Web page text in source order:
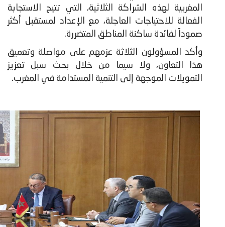
المغربية لهذه الشراكة الثلاثية، التي تتيح الاستجابة
الفعالة للاحتياجات العاجلة، مع الإعداد لمستقبل أكثر
صموداً لفائدة ساكنة المناطق المتضررة.
وأكد المسؤولون الثلاثة عزمهم على مواصلة وتعميق
هذا التعاون، ولا سيما من خلال بحث سبل تعزيز
التمويلات الموجهة إلى التنمية المستدامة في المغرب.